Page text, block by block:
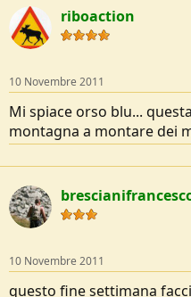
riboaction
10 Novembre 2011
Mi spiace orso blu...
montagna a montare dei
10 Novembre 2011
questo fine settimana